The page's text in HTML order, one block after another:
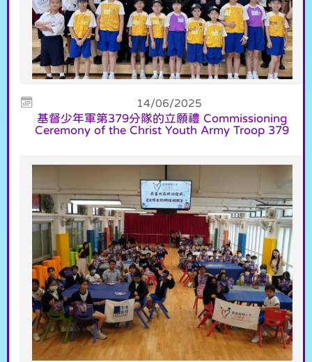
14/06/2025
基督少年軍第379分隊的立願禮 Commissioning
Ceremony of the Christ Youth Army Troop 379